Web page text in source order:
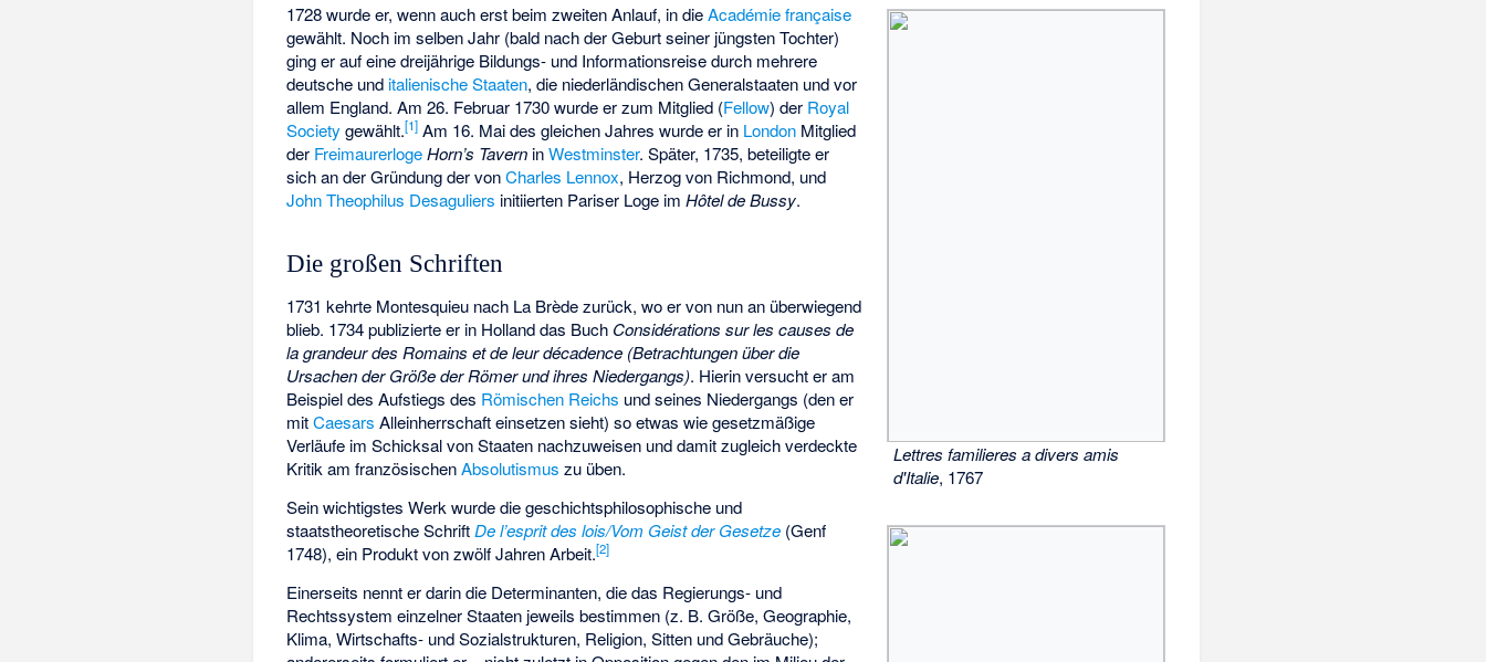
Lettres familieres a divers amis
d'Italie, 1767
1728 wurde er, wenn auch erst beim zweiten Anlauf, in dieAcadémie française
gewählt. Noch im selben Jahr (bald nach der Geburt seiner jüngsten Tochter)
ging er auf eine dreijährige Bildungs- und Informationsreise durch mehrere
deutsche und italienische Staaten, die niederländischen Generalstaaten und vor
allem England. Am 26. Februar 1730 wurde er zum Mitglied (Fellow) der Royal
Society gewählt.[1] Am 16. Mai des gleichen Jahres wurde er in London Mitglied
der Freimaurerloge Horn’s Tavern inWestminster. Später, 1735, beteiligte er
sich an der Gründung der vonCharles Lennox, Herzog von Richmond, und
John Theophilus Desaguliers initiierten Pariser Loge imHôtel de Bussy.
Die großen Schriften
1731 kehrte Montesquieu nach La Brède zurück, wo er von nun an überwiegend
blieb. 1734 publizierte er in Holland das Buch Considérations sur les causes de
la grandeur des Romains et de leur décadence (Betrachtungen über die
Ursachen der Größe der Römer und ihres Niedergangs). Hierin versucht er am
Beispiel des Aufstiegs des Römischen Reichs und seines Niedergangs (den er
mitCaesars Alleinherrschaft einsetzen sieht) so etwas wie gesetzmäßige
Verläufe im Schicksal von Staaten nachzuweisen und damit zugleich verdeckte
Kritik am französischenAbsolutismus zu üben.
Sein wichtigstes Werk wurde die geschichtsphilosophische und
staatstheoretische SchriftDe l’esprit des lois/Vom Geist der Gesetze (Genf
1748), ein Produkt von zwölf Jahren Arbeit.[2]
Einerseits nennt er darin die Determinanten, die das Regierungs- und
Rechtssystem einzelner Staaten jeweils bestimmen (z. B. Größe, Geographie,
Klima, Wirtschafts- und Sozialstrukturen, Religion, Sitten und Gebräuche);